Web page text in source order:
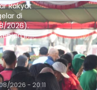
Rakyat
di
2026).
Ir.
sosial tersebut
mencatat nilai
2026 - 20:11